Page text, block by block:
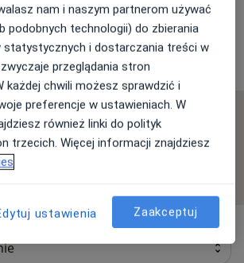
(4)
wszystkie opinie. Moderujemy je
zasadami, dowiedz się więcej o
obliczania gwiazdek na
nam i naszym partnerom używać
podobnych technologii) do zbierania
statystycznych i dostarczania treści w
przeglądania stron
każdej chwili możesz sprawdzić i
preferencje w ustawieniach. W
również linki do polityk
trzecich. Więcej informacji znajdziesz
ustawienia Zaakceptuj